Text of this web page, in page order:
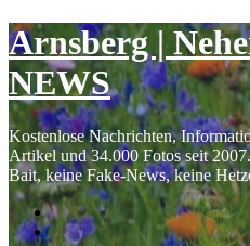
Inhalt
springen
Skip
to
content
Arnsberg |
NEWS
Kostenlose Nachrichten,
Artikel und 34.000 Fotos seit
Bait, keine Fake-News, keine